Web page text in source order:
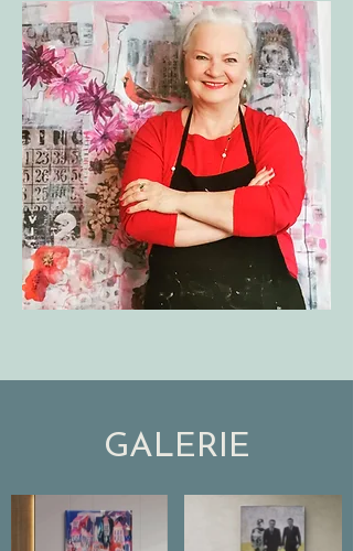
GALERIE